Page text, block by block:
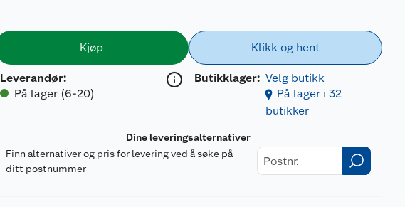
Kjøp
Leverandør:
På lager (6-20)
Klikk og hent
Butikklager: Velg butikk
På lager i 32
butikker
Dine leveringsalternativer
Finn alternativer og pris for levering ved å søke på
ditt postnummer